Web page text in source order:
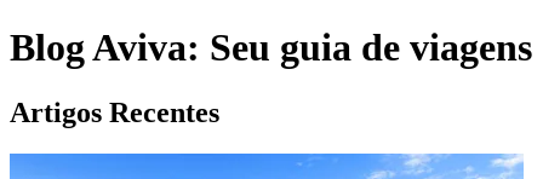
Blog Aviva: Seu guia de viagens
Artigos Recentes